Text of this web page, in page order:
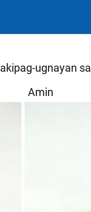
ugnayan sa
Amin